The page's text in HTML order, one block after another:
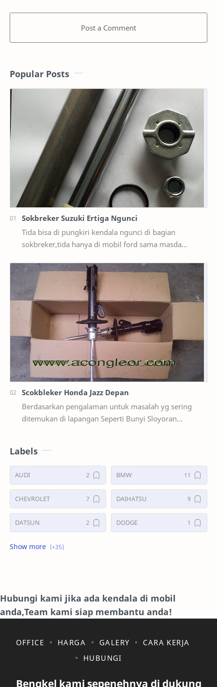
Post a Comment
Popular Posts
Sokbreker Suzuki Ertiga Ngunci
Tida bisa di pungkiri kendala ngunci di bagian
sokbreker,tida hanya di mobil ford sama masda
Scokbleker Honda Jazz Depan
Berdasarkan pengalaman untuk masalah yg sering
ditemukan di lapangan Seperti Bunyi Sloyoran
Labels
AUDI BMW
CHEVROLET DAIHATSU
DATSUN DODGE
FORD
INTERNET ISUZU
JAGUAR. KAKI-KAKI
KIA KONSULTASI
Hubungi kami jika ada kendala di mobil
anda,Team kami siap membantu anda!
OFFICE HARGA GALERY
CARA KERJA
HUBUNGI
Bengkel kami sepenehnya di dukung